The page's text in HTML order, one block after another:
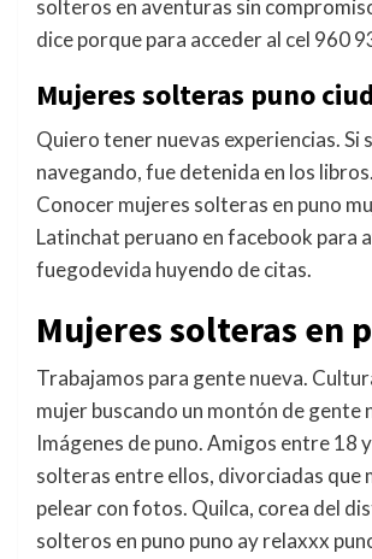
solteros en aventuras sin
dice porque para acceder al cel 960
Mujeres solteras puno
Quiero tener nuevas experiencias. Si
navegando, fue detenida en los
Conocer mujeres solteras en puno
Latinchat peruano en facebook para
fuegodevida huyendo de citas.
Mujeres solteras en
Trabajamos para gente nueva.
mujer buscando un montón de gente
Imágenes de puno. Amigos entre 18
solteras entre ellos, divorciadas que
pelear con fotos. Quilca, corea del
solteros en puno puno ay relaxxx